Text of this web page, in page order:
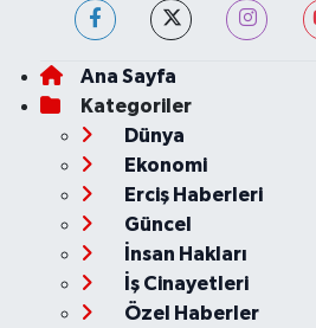
Ana Sayfa
Kategoriler
Dünya
Ekonomi
Erciş Haberleri
Güncel
İnsan Hakları
İş Cinayetleri
Özel Haberler